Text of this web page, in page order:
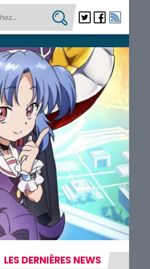
LES DERNIÈRES NEWS